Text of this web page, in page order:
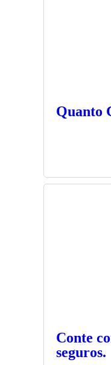
Quanto
Conte
seguros.